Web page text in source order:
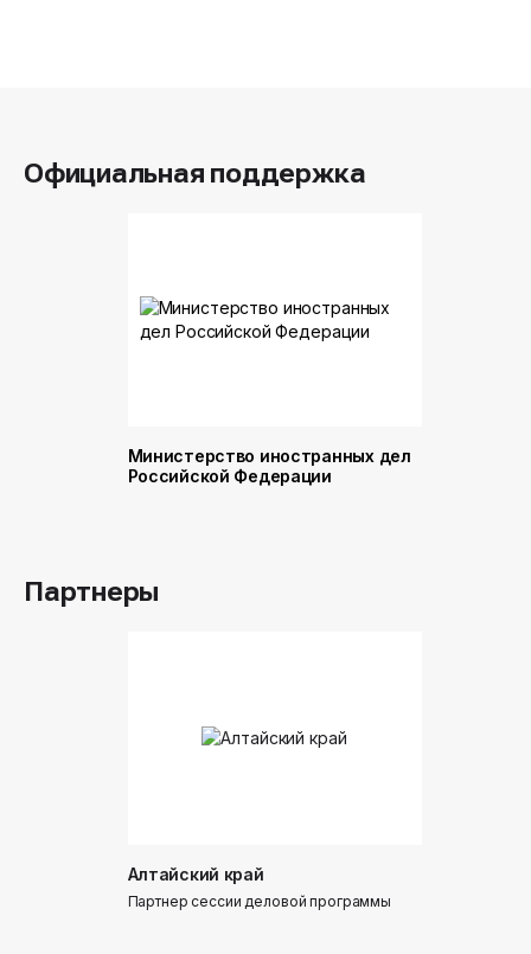
Официальная поддержка
Министерство иностранных дел
Российской Федерации
Партнеры
Алтайский край
Партнер сессии деловой программы